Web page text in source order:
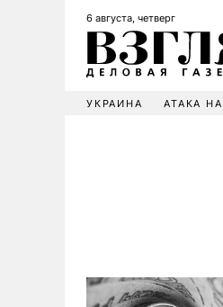
6 августа, четверг
УКРАИНА АТАКА